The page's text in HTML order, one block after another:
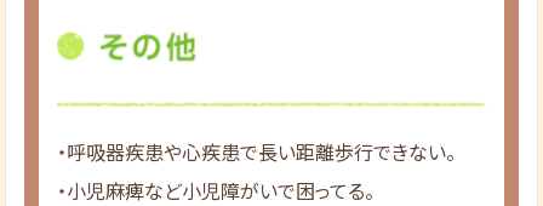
・呼吸器疾患や心疾患で長い距離歩行できない。
・小児麻痺など小児障がいで困ってる。